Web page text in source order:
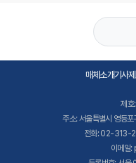
매체소개기사
제
주소: 서울특별시 영등
전화: 02-313-
이메일